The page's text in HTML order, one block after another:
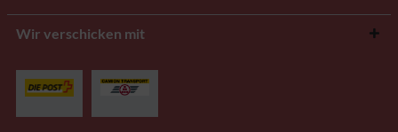
Wir verschicken mit